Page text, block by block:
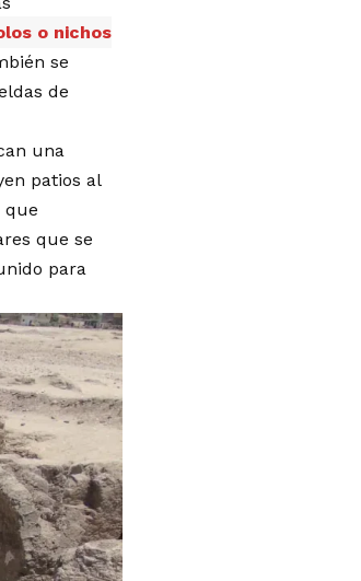
o nichos
se
de
una
patios al
que
que se
para